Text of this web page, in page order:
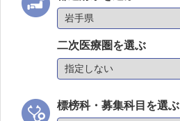
二次医療圏を選ぶ
標榜科・募集科目を選ぶ